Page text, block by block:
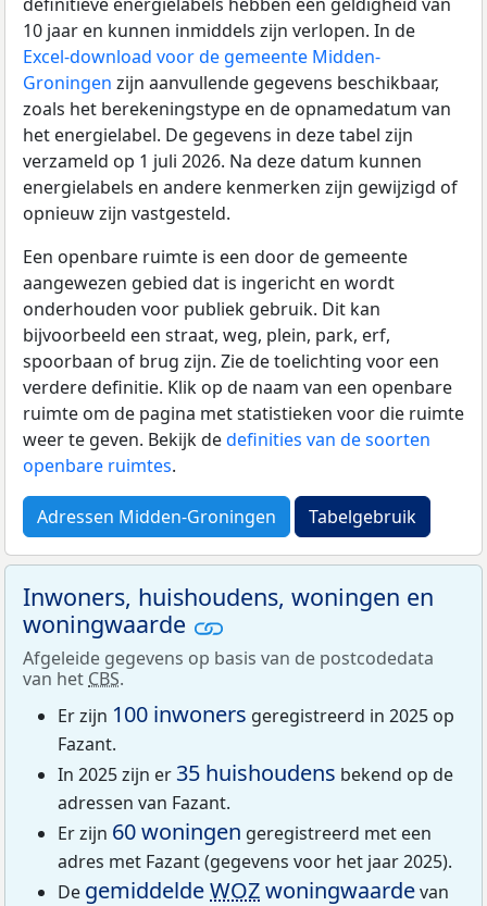
10 jaar en kunnen inmiddels zijn verlopen. In de
Excel-download voor de gemeente Midden-
Groningen zijn aanvullende gegevens beschikbaar,
zoals het berekeningstype en de opnamedatum van
het energielabel. De gegevens in deze tabel zijn
verzameld op 1 juli 2026. Na deze datum kunnen
energielabels en andere kenmerken zijn gewijzigd of
opnieuw zijn vastgesteld.
Een openbare ruimte is een door de gemeente
aangewezen gebied dat is ingericht en wordt
onderhouden voor publiek gebruik. Dit kan
bijvoorbeeld een straat, weg, plein, park, erf,
spoorbaan of brug zijn. Zie de toelichting voor een
verdere definitie. Klik op de naam van een openbare
ruimte om de pagina met statistieken voor die ruimte
weer te geven. Bekijk dedefinities van de soorten
openbare ruimtes.
Adressen Midden-Groningen Tabelgebruik
Inwoners, huishoudens, woningen en
woningwaarde
Afgeleide gegevens op basis van de postcodedata
van het CBS.
Er zijn 100 inwoners geregistreerd in 2025 op
Fazant.
In 2025 zijn er 35 huishoudens bekend op de
adressen van Fazant.
Er zijn 60 woningen geregistreerd met een
adres met Fazant (gegevens voor het jaar 2025).
De gemiddeldeWOZwoningwaardevan